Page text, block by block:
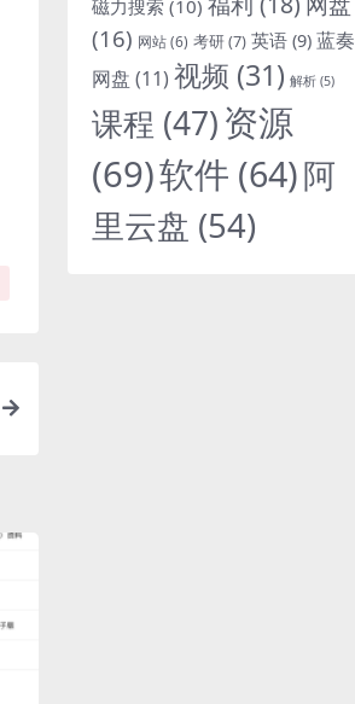
磁力搜索 (10)
(16) 网站(6) 考研(7) 英语 (9) 蓝奏
网盘 (11) 视频 (31) 解析 (5)
课程 (47)资源
(69)软件 (64)阿
里云盘 (54)